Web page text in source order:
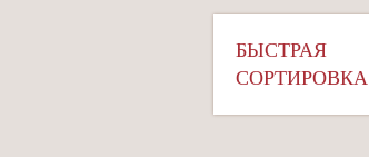
БЫСТРАЯ
СОРТИРОВКА